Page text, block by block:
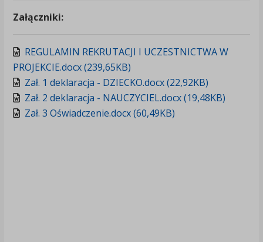
Załączniki:
REGULAMIN REKRUTACJI I UCZESTNICTWA W
PROJEKCIE.docx (239,65KB)
Zał. 1 deklaracja - DZIECKO.docx (22,92KB)
Zał. 2 deklaracja - NAUCZYCIEL.docx (19,48KB)
Zał. 3 Oświadczenie.docx (60,49KB)